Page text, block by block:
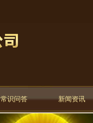
常识问答 新闻资讯